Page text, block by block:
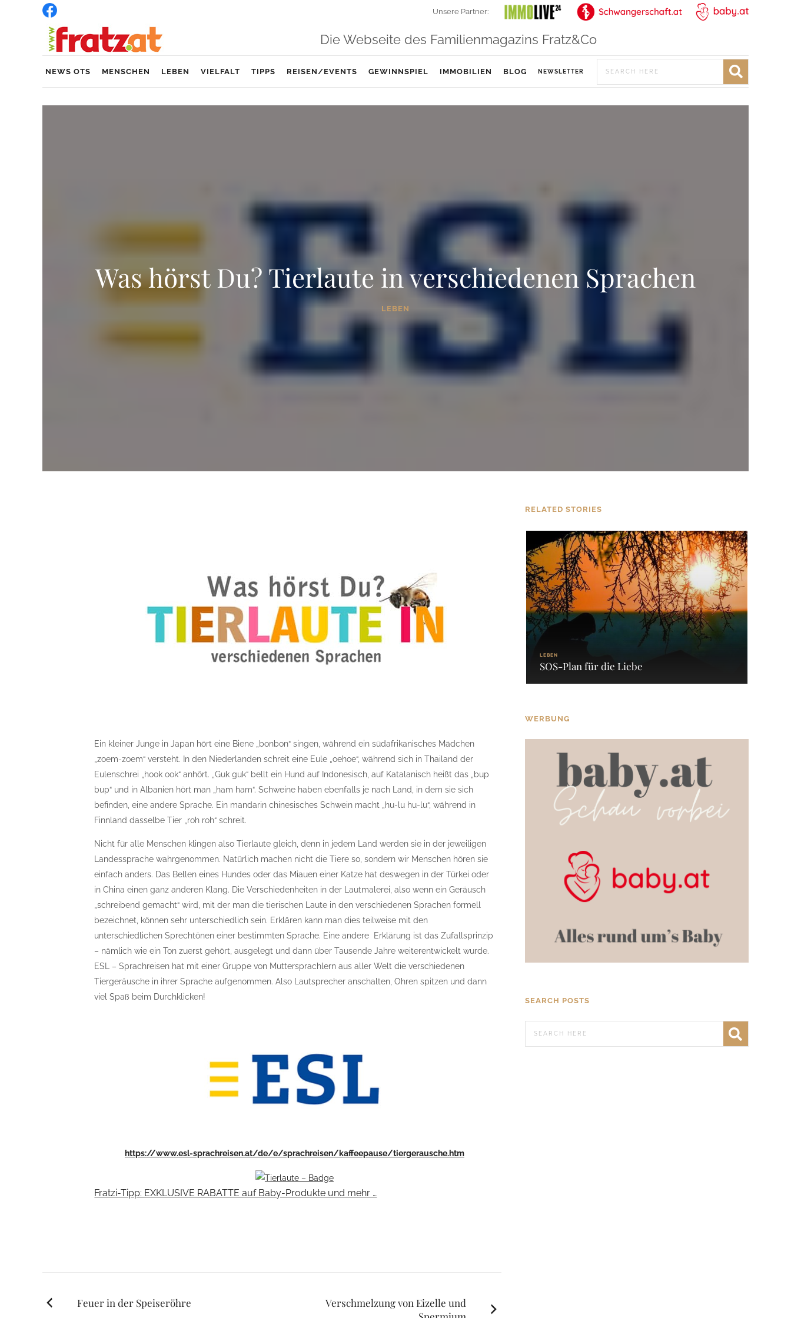
Unsere Partner:
Die Webseite des Familienmagazins Fratz&Co
NEWS OTS MENSCHEN LEBEN VIELFALT TIPPS REISEN/EVENTS GEWINNSPIEL IMMOBILIEN BLOG NEWSLETTER
Was hörst Du? Tierlaute in verschiedenen Sprachen
LEBEN
Ein kleiner Junge in Japan hört eine Biene „bonbon“ singen, während ein südafrikanisches Mädchen
„zoem-zoem“ versteht. In den Niederlanden schreit eine Eule „oehoe“, während sich in Thailand der
Eulenschrei „hook ook“ anhört. „Guk guk“ bellt ein Hund auf Indonesisch, auf Katalanisch heißt das „bup
bup“ und in Albanien hört man „ham ham“. Schweine haben ebenfalls je nach Land, in dem sie sich
befinden, eine andere Sprache. Ein mandarin chinesisches Schwein macht „hu-lu hu-lu“, während in
Finnland dasselbe Tier „roh roh“ schreit.
Nicht für alle Menschen klingen also Tierlaute gleich, denn in jedem Land werden sie in der jeweiligen
Landessprache wahrgenommen. Natürlich machen nicht die Tiere so, sondern wir Menschen hören sie
einfach anders. Das Bellen eines Hundes oder das Miauen einer Katze hat deswegen in der Türkei oder
in China einen ganz anderen Klang. Die Verschiedenheiten in der Lautmalerei, also wenn ein Geräusch
„schreibend gemacht“ wird, mit der man die tierischen Laute in den verschiedenen Sprachen formell
bezeichnet, können sehr unterschiedlich sein. Erklären kann man dies teilweise mit den
unterschiedlichen Sprechtönen einer bestimmten Sprache. Eine andere Erklärung ist das Zufallsprinzip
– nämlich wie ein Ton zuerst gehört, ausgelegt und dann über Tausende Jahre weiterentwickelt wurde.
ESL – Sprachreisen hat mit einer Gruppe von Muttersprachlern aus aller Welt die verschiedenen
Tiergeräusche in ihrer Sprache aufgenommen. Also Lautsprecher anschalten, Ohren spitzen und dann
viel Spaß beim Durchklicken!
https://www.esl-sprachreisen.at/de/e/sprachreisen/kaffeepause/tiergerausche.htm
Fratzi-Tipp: EXKLUSIVE RABATTE auf Baby-Produkte und mehr …
PostsFeuer in der Speiseröhre
Verschmelzung von Eizelle und
RELATED STORIES
LEBEN
SOS-Plan für die Liebe
WERBUNG
SEARCH POSTS